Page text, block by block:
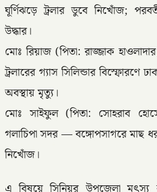
ঘূর্ণিঝড়ে ট্রলার ডুবে নিখোঁজ;
উদ্ধার।
মোঃ রিয়াজ (পিতা: রাজ্জাক
ট্রলারের গ্যাস সিলিন্ডার বিস্ফোরণে
অবস্থায় মৃত্যু।
মোঃ সাইফুল (পিতা: সোহরাব
গলাচিপা সদর — বঙ্গোপসাগরে মাছ
নিখোঁজ।